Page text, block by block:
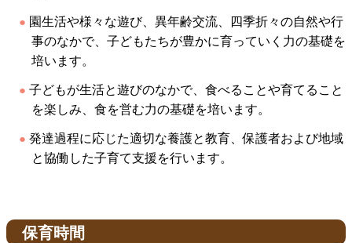
園生活や様々な遊び、異年齢交流、四季折々の自然や行
事のなかで、子どもたちが豊かに育っていく力の基礎を
培います。
子どもが生活と遊びのなかで、食べることや育てること
を楽しみ、食を営む力の基礎を培います。
発達過程に応じた適切な養護と教育、保護者および地域
と協働した子育て支援を行います。
保育時間